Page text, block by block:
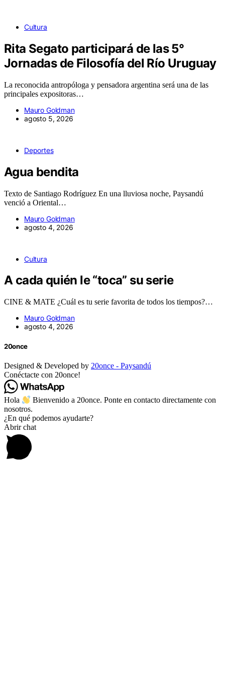
Cultura
Rita Segato participará de las 5°
Jornadas de Filosofía del Río Uruguay
La reconocida antropóloga y pensadora argentina será una de las
principales expositoras…
Mauro Goldman
agosto 5, 2026
Deportes
Agua bendita
Texto de Santiago Rodríguez En una lluviosa noche, Paysandú
venció a Oriental…
Mauro Goldman
agosto 4, 2026
Cultura
A cada quién le “toca” su serie
CINE & MATE ¿Cuál es tu serie favorita de todos los tiempos?…
Mauro Goldman
agosto 4, 2026
20once
Designed & Developed by 20once - Paysandú
Conéctacte con 20once!
Hola
Bienvenido a 20once. Ponte en contacto directamente con
nosotros.
¿En qué podemos ayudarte?
Abrir chat